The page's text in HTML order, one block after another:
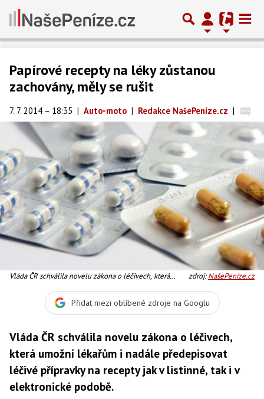
Papírové recepty na léky zůstanou
zachovány, měly se rušit
7. 7. 2014 – 18:35 | Auto-moto | Redakce NašePeníze.cz |
Vláda ČR schválila novelu zákona o léčivech, která
na recepty jak v listinné, tak i v elektronické podobě.
zdroj:NašePeníze.cz
Přidat mezi oblíbené zdroje na Googlu
Vláda ČR schválila novelu zákona o léčivech,
která umožní lékařům i nadále předepisovat
léčivé přípravky na recepty jak v listinné, tak i v
elektronické podobě.